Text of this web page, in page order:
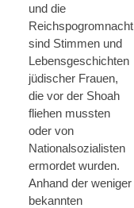
und die
Reichspogromnacht
sind Stimmen und
Lebensgeschichten
jüdischer Frauen,
die vor der Shoah
fliehen mussten
oder von
Nationalsozialisten
ermordet wurden.
Anhand der weniger
bekannten